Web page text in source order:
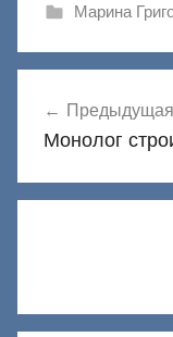
Марина
по
Предыдущая
Монолог